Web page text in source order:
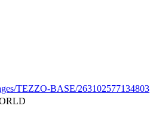
TEZZO-BASE/263102577134803